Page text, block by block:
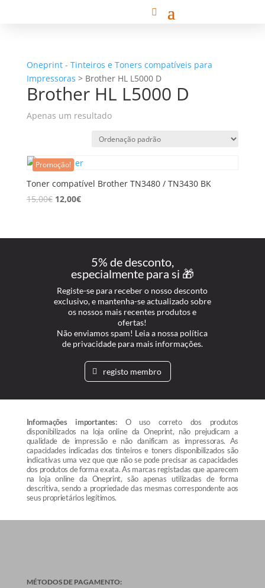
Oneprint - Tinteiros e Toners compatíveis para
Impressoras > Brother HL L5000 D
Brother HL L5000 D
Apenas um resultado
Promoção!
Toner compatível Brother TN3480 / TN3430 BK
15,00€ 12,00€
5% de desconto,
especialmente para si 🎁
Registe-se para receber o nosso desconto
exclusivo, e mantenha-se actualizado sobre
os nossos mais recentes produtos e
ofertas!
Não enviamos spam! Leia a nossa política
de privacidade para mais informações.
registo membro
Informações importantes: O uso correto dos produtos
disponibilizados na loja online da Oneprint, não prejudicam a
qualidade de impressão e não danificam as impressoras. As
capacidades indicadas dos tinteiros e toners disponibilizados são
indicativas uma vez que que não se pode precisar as capacidades
dos produtos de forma exata. As marcas registadas que aparecem
na loja online da Oneprint, são apenas utilizadas de forma
descritiva, sendo a propriedade das mesmas correspondente aos
seus proprietários legítimos.
MÉTODOS DE PAGAMENTO: